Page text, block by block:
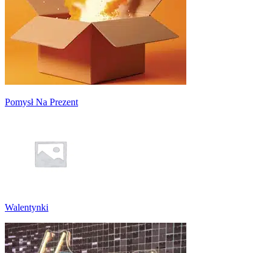
Pomysł Na Prezent
Walentynki